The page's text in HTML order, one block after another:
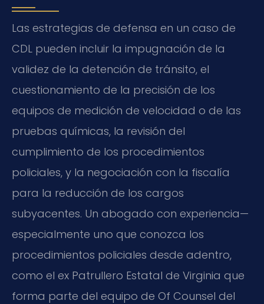
Las estrategias de defensa en un caso de
CDL pueden incluir la impugnación de la
validez de la detención de tránsito, el
cuestionamiento de la precisión de los
equipos de medición de velocidad o de las
pruebas químicas, la revisión del
cumplimiento de los procedimientos
policiales, y la negociación con la fiscalía
para la reducción de los cargos
subyacentes. Un abogado con experiencia—
especialmente uno que conozca los
procedimientos policiales desde adentro,
como el ex Patrullero Estatal de Virginia que
forma parte del equipo de Of Counsel del